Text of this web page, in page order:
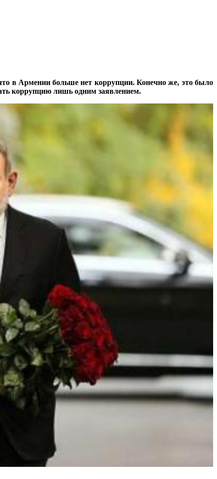
в Армении больше нет коррупции. Конечно же, это было
коррупцию лишь одним заявлением.